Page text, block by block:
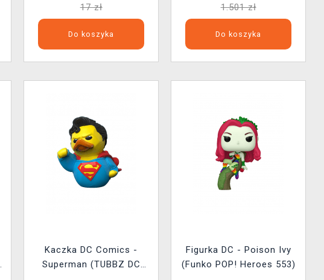
17 zł
Do koszyka
1.501 zł
Do koszyka
Kaczka DC Comics -
Superman (TUBBZ DC
Figurka DC - Poison Ivy
(Funko POP! Heroes 553)